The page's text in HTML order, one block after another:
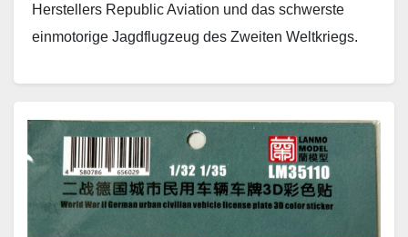
Herstellers Republic Aviation und das schwerste
einmotorige Jagdflugzeug des Zweiten Weltkriegs.
Mustang (15.686…
Weiterlesen